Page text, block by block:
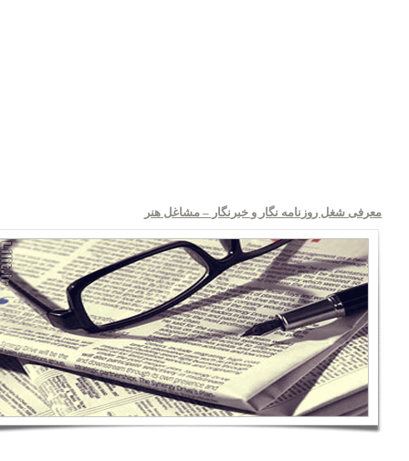
معرفی شغل روزنامه نگار و خبرنگار – مشاغل هنر